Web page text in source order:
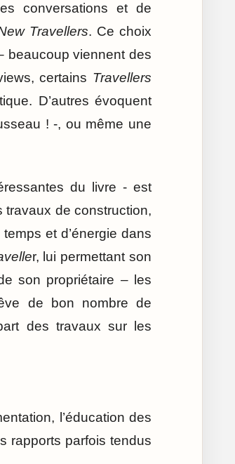
conversations et de
Travellers. Ce choix
beaucoup viennent des
certains Travellers
D’autres évoquent
! -, ou même une
du livre - est
travaux de construction,
et d’énergie dans
r, lui permettant son
son propriétaire – les
de bon nombre de
des travaux sur les
l’éducation des
rapports parfois tendus